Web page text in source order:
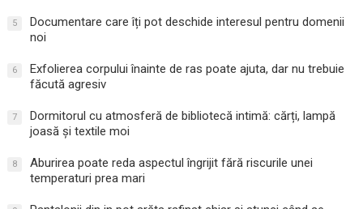
5
Documentare care îți pot deschide interesul pentru domenii
noi
6
Exfolierea corpului înainte de ras poate ajuta, dar nu trebuie
făcută agresiv
7
Dormitorul cu atmosferă de bibliotecă intimă: cărți, lampă
joasă și textile moi
8
Aburirea poate reda aspectul îngrijit fără riscurile unei
temperaturi prea mari